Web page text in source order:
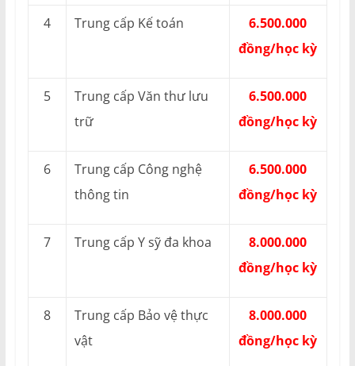
4 Trung cấp Kế toán
6.500.000
đồng/học kỳ
5
Trung cấp Văn thư lưu
trữ
6.500.000
đồng/học kỳ
6
Trung cấp Công nghệ
thông tin
6.500.000
đồng/học kỳ
7 Trung cấp Y sỹ đa khoa
8.000.000
đồng/học kỳ
8
Trung cấp Bảo vệ thực
vật
8.000.000
đồng/học kỳ